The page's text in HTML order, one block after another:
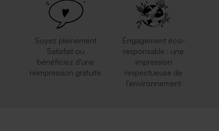
Soyez pleinement
Satisfait ou
bénéficiez d'une
réimpression gratuite
Engagement éco-
responsable : une
impression
respectueuse de
l'environnement